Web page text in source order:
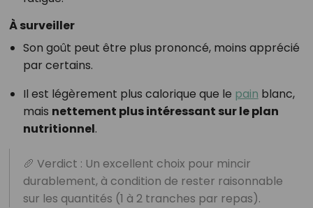
À surveiller
Son goût peut être plus prononcé, moins apprécié
par certains.
Il est légèrement plus calorique que le pain blanc,
mais nettement plus intéressant sur le plan
nutritionnel.
🥖 Verdict : Un excellent choix pour mincir
durablement, à condition de rester raisonnable
sur les quantités (1 à 2 tranches par repas).